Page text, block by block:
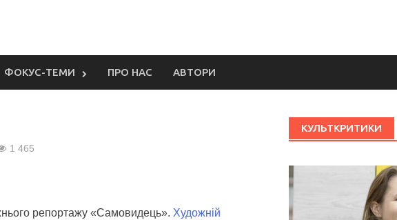
ФОКУС-ТЕМИ ПРО НАС АВТОРИ
1 465
репортажу «Самовидець». Художній
КУЛЬТКРИТИКИ